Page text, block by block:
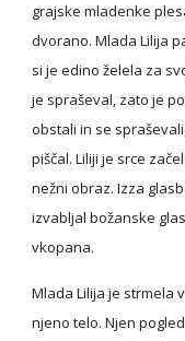
grajske mladenke
dvorano. Mlada Lilija
si je edino želela za
je spraševal, zato je
obstali in se
piščal. Liliji je srce
nežni obraz. Izza
izvabljal božanske
vkopana.
Mlada Lilija je strmela
njeno telo. Njen